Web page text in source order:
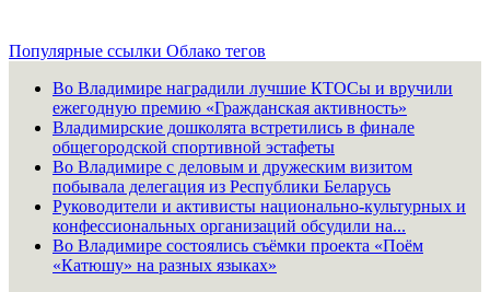
Популярные ссылки Облако тегов
Во Владимире наградили лучшие КТОСы и вручили
ежегодную премию «Гражданская активность»
Владимирские дошколята встретились в финале
общегородской спортивной эстафеты
Во Владимире с деловым и дружеским визитом
побывала делегация из Республики Беларусь
Руководители и активисты национально-культурных и
конфессиональных организаций обсудили на...
Во Владимире состоялись съёмки проекта «Поём
«Катюшу» на разных языках»